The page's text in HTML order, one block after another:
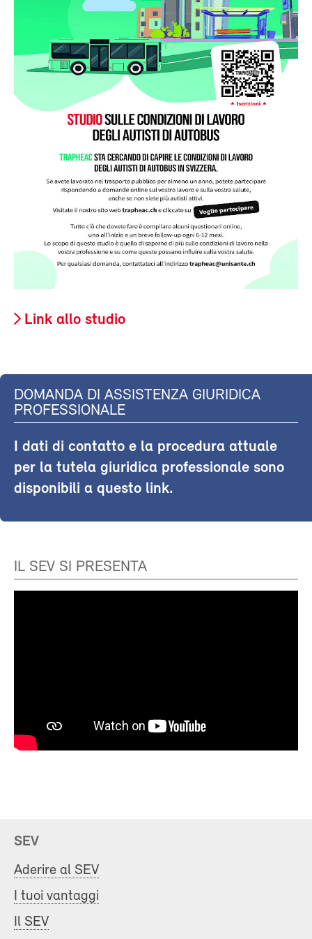
Link allo studio
DOMANDA DI ASSISTENZA GIURIDICA
PROFESSIONALE
I dati di contatto e la procedura attuale
per la tutela giuridica professionale sono
disponibili a questo link.
IL SEV SI PRESENTA
SEV
Aderire al SEV
I tuoi vantaggi
Il SEV